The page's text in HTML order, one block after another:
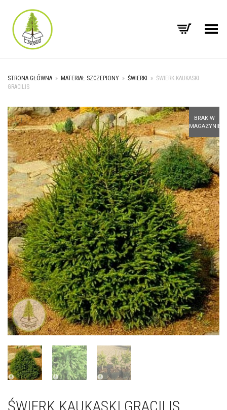
Toggle Menu
STRONA GŁÓWNA » MATERIAŁ SZCZEPIONY » ŚWIERKI » ŚWIERK KAUKASKI
GRACILIS
BRAK W
MAGAZYNIE
+
ŚWIERK KAUKASKI GRACILIS
MATERIAŁ SZCZEPIONY,ŚWIERKI
15,00 zł
Brak w magazynie